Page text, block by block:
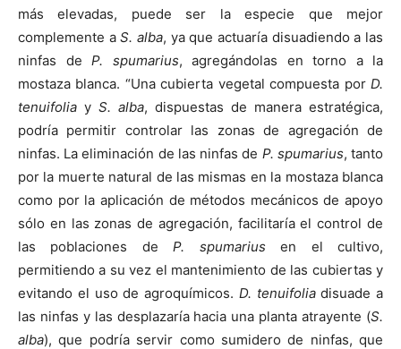
más elevadas, puede ser la especie que mejor
complemente aS. alba, ya que actuaría disuadiendo a las
ninfas de P. spumarius, agregándolas en torno a la
mostaza blanca. “Una cubierta vegetal compuesta por D.
tenuifolia y S. alba, dispuestas de manera estratégica,
podría permitir controlar las zonas de agregación de
ninfas. La eliminación de las ninfas de P. spumarius, tanto
por la muerte natural de las mismas en la mostaza blanca
como por la aplicación de métodos mecánicos de apoyo
sólo en las zonas de agregación, facilitaría el control de
las poblaciones deP. spumarius en el cultivo,
permitiendo a su vez el mantenimiento de las cubiertas y
evitando el uso de agroquímicos. D. tenuifoliadisuade a
las ninfas y las desplazaría hacia una planta atrayente (S.
alba), que podría servir como sumidero de ninfas, que